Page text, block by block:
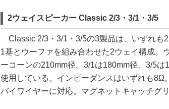
2ウェイスピーカー Classic 2/3・3/1・3/5
Classic 2/3・3/1・3/5の3製品は、いずれも
1基とウーファを組み合わせた2ウェイ構成。
ーコーンの210mm径。3/1は180mm径、3/5
使用している。インピーダンスはいずれも8Ω
バイワイヤーに対応。マグネットキャッチグ